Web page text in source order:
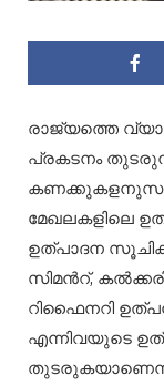
രാജ്യത്തെ
പ്രകടനം
മേഖലകളിലെ
ഉത്പാദന സൂചിക
സിമന്‍റ്,
റിഫൈനറി
എന്നിവയുടെ